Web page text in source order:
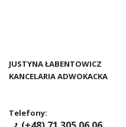
JUSTYNA ŁABENTOWICZ
KANCELARIA ADWOKACKA
Telefony: